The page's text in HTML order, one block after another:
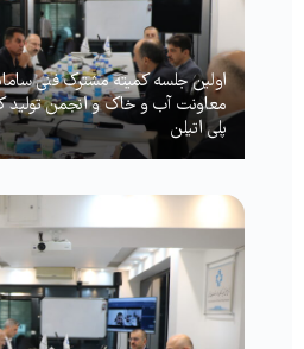
اولین جلسه کمیته مشترک فنی
معاونت آب و خاک و انجمن تولید
پلی اتیلن